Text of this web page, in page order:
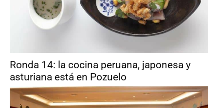
Ronda 14: la cocina peruana, japonesa y
asturiana está en Pozuelo